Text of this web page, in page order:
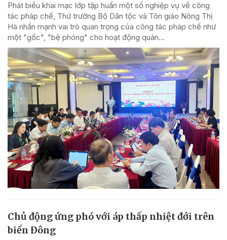
Phát biểu khai mạc lớp tập huấn một số nghiệp vụ về công
tác pháp chế, Thứ trưởng Bộ Dân tộc và Tôn giáo Nông Thị
Hà nhấn mạnh vai trò quan trọng của công tác pháp chế như
một "gốc", "bệ phóng" cho hoạt động quản...
Chủ động ứng phó với áp thấp nhiệt đới trên
biển Đông